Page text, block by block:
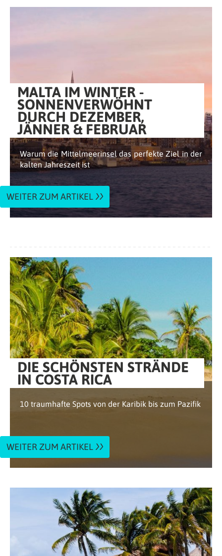
MALTA IM WINTER -
SONNENVERWÖHNT
DURCH DEZEMBER,
JÄNNER & FEBRUAR
Warum die Mittelmeerinsel das perfekte Ziel in der
kalten Jahreszeit ist
WEITER ZUM ARTIKEL
DIE SCHÖNSTEN STRÄNDE
IN COSTA RICA
10 traumhafte Spots von der Karibik bis zum Pazifik
WEITER ZUM ARTIKEL